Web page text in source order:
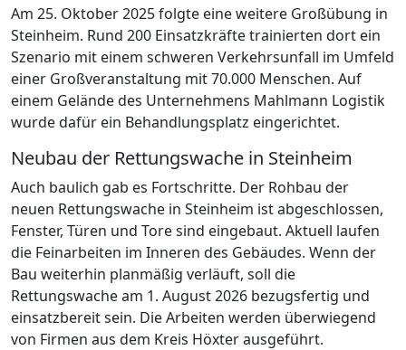
Am 25. Oktober 2025 folgte eine weitere Großübung in
Steinheim. Rund 200 Einsatzkräfte trainierten dort ein
Szenario mit einem schweren Verkehrsunfall im Umfeld
einer Großveranstaltung mit 70.000 Menschen. Auf
einem Gelände des Unternehmens Mahlmann Logistik
wurde dafür ein Behandlungsplatz eingerichtet.
Neubau der Rettungswache in Steinheim
Auch baulich gab es Fortschritte. Der Rohbau der
neuen Rettungswache in Steinheim ist abgeschlossen,
Fenster, Türen und Tore sind eingebaut. Aktuell laufen
die Feinarbeiten im Inneren des Gebäudes. Wenn der
Bau weiterhin planmäßig verläuft, soll die
Rettungswache am 1. August 2026 bezugsfertig und
einsatzbereit sein. Die Arbeiten werden überwiegend
von Firmen aus dem Kreis Höxter ausgeführt.